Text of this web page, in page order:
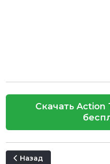
Скачать Action
Предыдущий: 650 Text
Назад